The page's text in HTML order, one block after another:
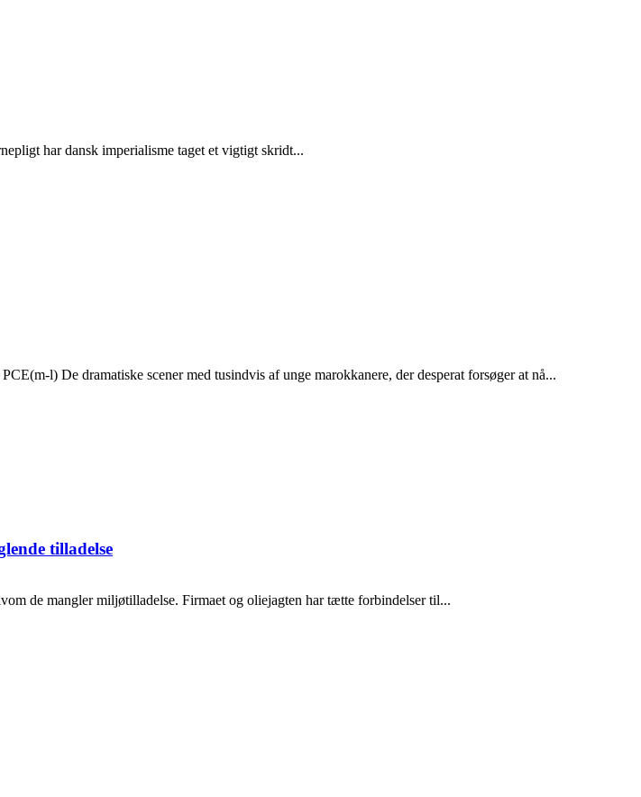
har dansk imperialisme taget et vigtigt skridt...
l) De dramatiske scener med tusindvis af unge marokkanere, der desperat forsøger at nå...
tilladelse
de mangler miljøtilladelse. Firmaet og oliejagten har tætte forbindelser til...